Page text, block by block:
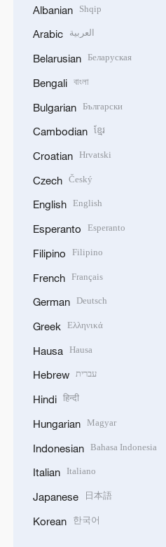
Albanian Shqip
Arabic العربية
Belarusian Беларуская
Bengali বাংলা
Bulgarian Български
Cambodian ខ្មែរ
Croatian Hrvatski
Czech Český
English English
Esperanto Esperanto
Filipino Filipino
French Français
German Deutsch
Greek Ελληνικά
Hausa Hausa
Hebrew עברית
Hindi हिन्दी
Hungarian Magyar
Indonesian Bahasa Indonesia
Italian Italiano
Japanese 日本語
Korean 한국어